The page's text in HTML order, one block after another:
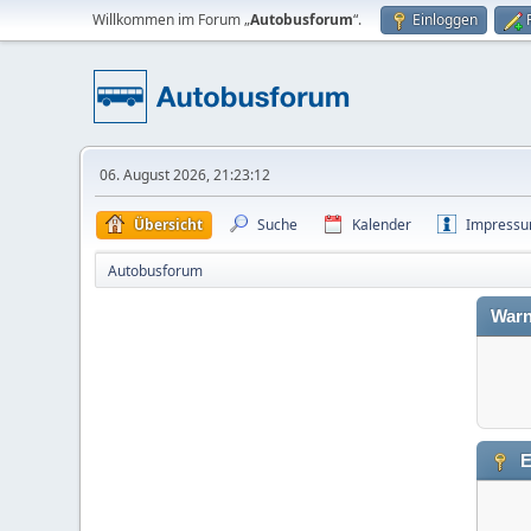
Willkommen im Forum „Autobusforum“. Einloggen
06. August 2026, 21:23:12
Übersicht Suche Kalender
Autobusforum